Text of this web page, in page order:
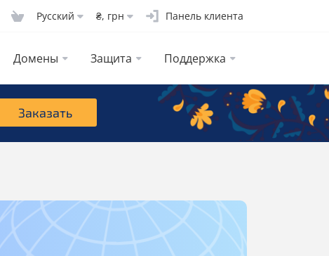
Русcкий ₴, грн Панель клиента
Домены Защита Поддержка
Заказать